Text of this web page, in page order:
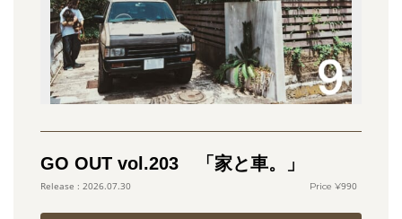
GO OUT vol.203 「家と車。」
2026.07.30 990